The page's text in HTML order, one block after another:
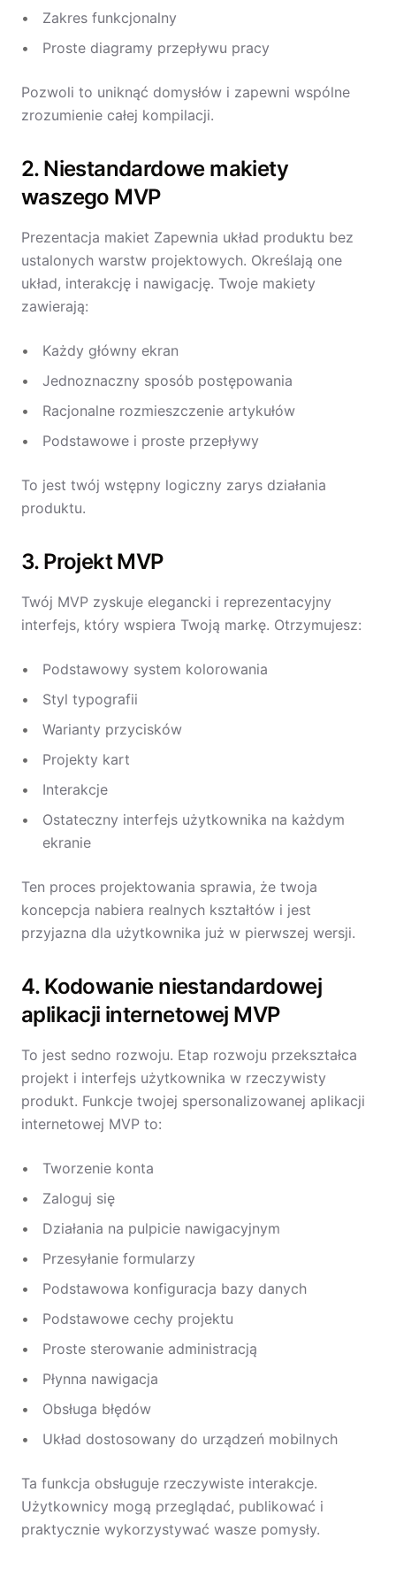
Zakres funkcjonalny
Proste diagramy przepływu pracy
Pozwoli to uniknąć domysłów i zapewni wspólne
zrozumienie całej kompilacji.
2. Niestandardowe makiety
waszego MVP
Prezentacja makiet Zapewnia układ produktu bez
ustalonych warstw projektowych. Określają one
układ, interakcję i nawigację. Twoje makiety
zawierają:
Każdy główny ekran
Jednoznaczny sposób postępowania
Racjonalne rozmieszczenie artykułów
Podstawowe i proste przepływy
To jest twój wstępny logiczny zarys działania
produktu.
3. Projekt MVP
Twój MVP zyskuje elegancki i reprezentacyjny
interfejs, który wspiera Twoją markę. Otrzymujesz:
Podstawowy system kolorowania
Styl typografii
Warianty przycisków
Projekty kart
Interakcje
Ostateczny interfejs użytkownika na każdym
ekranie
Ten proces projektowania sprawia, że twoja
koncepcja nabiera realnych kształtów i jest
przyjazna dla użytkownika już w pierwszej wersji.
4. Kodowanie niestandardowej
aplikacji internetowej MVP
To jest sedno rozwoju. Etap rozwoju przekształca
projekt i interfejs użytkownika w rzeczywisty
produkt. Funkcje twojej spersonalizowanej aplikacji
internetowej MVP to:
Tworzenie konta
Zaloguj się
Działania na pulpicie nawigacyjnym
Przesyłanie formularzy
Podstawowa konfiguracja bazy danych
Podstawowe cechy projektu
Proste sterowanie administracją
Płynna nawigacja
Obsługa błędów
Układ dostosowany do urządzeń mobilnych
Ta funkcja obsługuje rzeczywiste interakcje.
Użytkownicy mogą przeglądać, publikować i
praktycznie wykorzystywać wasze pomysły.